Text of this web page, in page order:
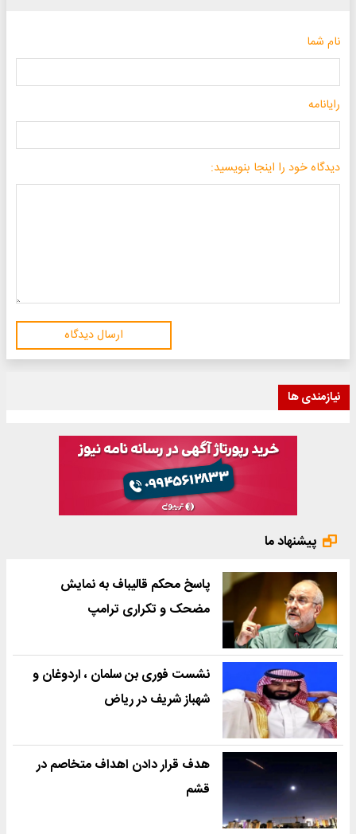
نام شما
رایانامه
دیدگاه خود را اینجا بنویسید:
ارسال دیدگاه
نیازمندی ها
پیشنهاد ما
پاسخ محکم قالیباف به نمایش
مضحک و تکراری ترامپ
نشست فوری بن سلمان ، اردوغان و
شهباز شریف در ریاض
هدف قرار دادن اهداف متخاصم در
قشم